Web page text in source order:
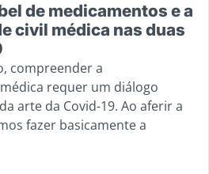
de medicamentos e a
civil médica nas duas
compreender a
requer um diálogo
arte da Covid-19. Ao aferir a
fazer basicamente a